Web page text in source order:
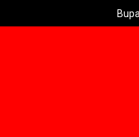
Bupati Fandi